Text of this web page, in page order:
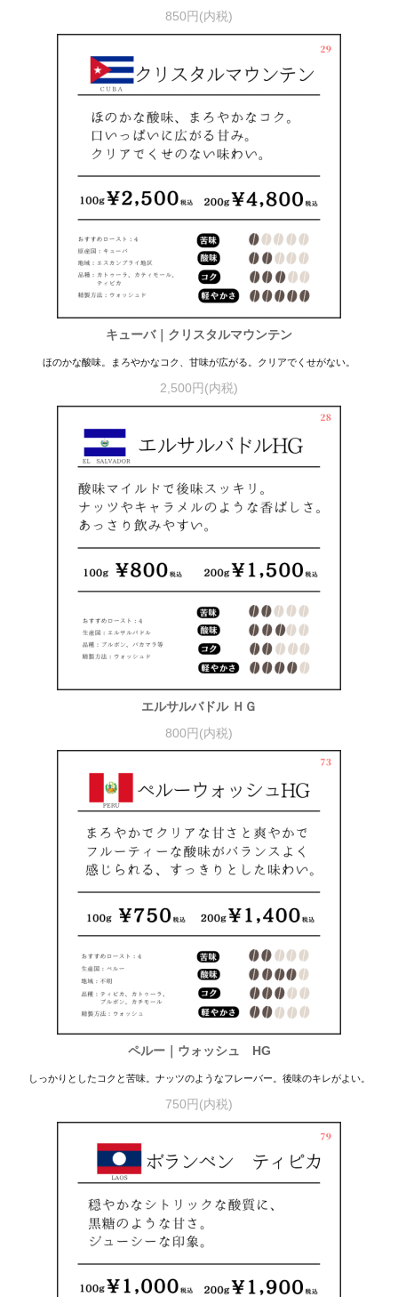
850円(内税)
キューバ｜クリスタルマウンテン
ほのかな酸味。まろやかなコク、甘味が広がる。クリアでくせがない。
2,500円(内税)
エルサルバドル ＨＧ
800円(内税)
ペルー｜ウォッシュ HG
しっかりとしたコクと苦味。ナッツのようなフレーバー。後味のキレがよい。
750円(内税)